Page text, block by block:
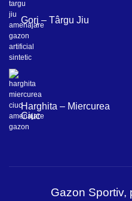
Gorj – Târgu Jiu
Harghita – Miercurea
Ciuc
Gazon Sportiv,